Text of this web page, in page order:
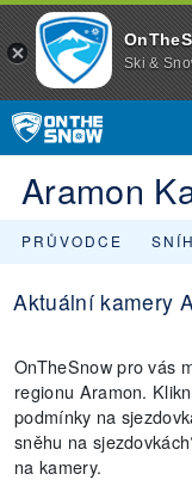
Ski &
Aramon
PRŮVODCE SNÍH
Aktuální kamery
OnTheSnow pro vás
regionu Aramon.
podmínky na
sněhu na
na kamery.